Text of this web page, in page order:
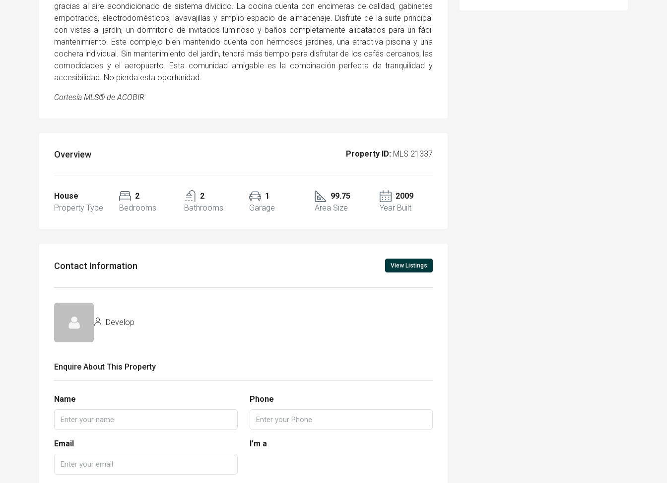
gracias al aire acondicionado de sistema dividido. La cocina cuenta con encimeras de calidad, gabinetes
empotrados, electrodomésticos, lavavajillas y amplio espacio de almacenaje. Disfrute de la suite principal
con vistas al jardín, un dormitorio de invitados luminoso y baños completamente alicatados para un fácil
mantenimiento. Este complejo bien mantenido cuenta con hermosos jardines, una atractiva piscina y una
cochera individual. Sin mantenimiento del jardín, tendrá más tiempo para disfrutar de los cafés cercanos, las
comodidades y el aeropuerto. Esta comunidad amigable es la combinación perfecta de tranquilidad y
accesibilidad. No pierda esta oportunidad.
Cortesía MLS® de ACOBIR
Overview Property ID: MLS 21337
House
Property Type
2
Bedrooms
2
Bathrooms
1
Garage
99.75
Area Size
2009
Year Built
Contact Information View Listings
Develop
Enquire About This Property
Name Phone
Email I'm a